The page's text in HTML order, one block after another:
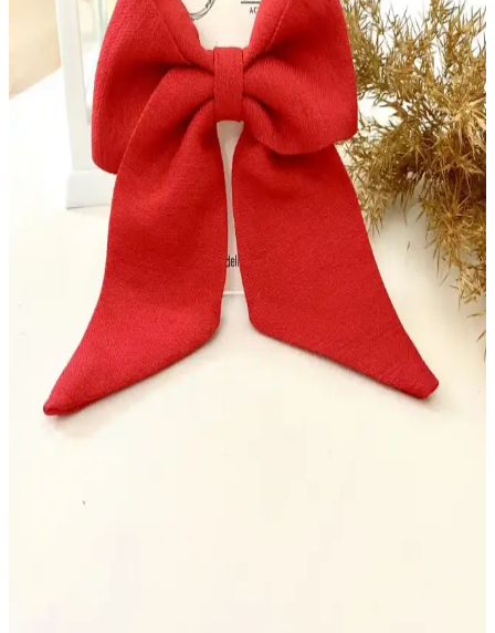
Vermont Fur Sarı Kadın Bot ile Harley Siyah Deri
Bot Konfor ve Dayanıklılık
Bu karşılaştırmada Cat Deri Sarı Kadın Bot Vermont Fur ile Harley
Davidson Dearie Kadın Siyah Deri Bot’un malzeme kalitesi, iç
astar/izolasyon, topuk boyu ve renk gibi temel özelliklerini tarafsız
şekilde karşılaştırıp kullanıcı yorumlarıyla destekli bir tablo sunar.
LefLef Nuri Leflef Deri Ayakkabı Likit Boyası ile
Deri Ayakkabılarınızı Yenileyin
LefLef Nuri Leflef deri ayakkabı likit boyası, yüksek kaliteli ve
kullanımı kolaydır. Parlaklık sağlar, uzun süre dayanır ve deri
bakımını destekler, ayakkabılarınızı ilk günkü gibi gösterir.
Derby Deri Eşyalar İçin Rötüş Boyası Kullanımı ve
Uygulama İpuçları
Derby rötüş boyası, deri yüzeylerdeki küçük kusurları kapatmak ve
estetiği korumak için kullanılır, uygulama ipuçları ve dikkat edilmesi
Sarı Yağmurluk ve Çanta Aksesuarlarıyla Modern